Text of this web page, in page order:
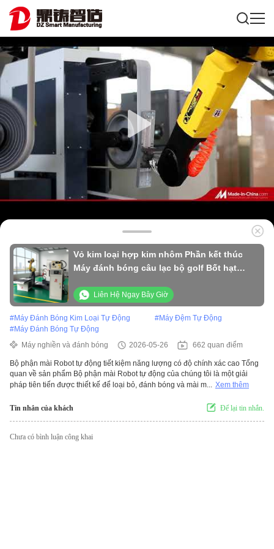
Vỏ kim loại hợp kim nhôm Phần kết thúc
Máy đánh bóng câu lạc bộ golf Bốt hạt
độngLiên Hệ Ngay Bây Giờ
#Máy Đánh Bóng Kim Loại Tự Động #Máy Đệm Tự Động
#Máy Đánh Bóng Tự Động
Máy nghiền và đánh bóng
2026-05-26 662 quan điểm
Bộ phận mài Robot tự động tiết kiệm năng lượng có độ chính xác cao Tổng
quan về sản phẩm Bộ phận mài Robot tự động của chúng tôi là một giải
pháp tiên tiến được thiết kế để loại bỏ, đánh bóng và mài m... Xem thêm
Tin nhắn của khách Để lại tin nhắn.
Chưa có bình luận công khai